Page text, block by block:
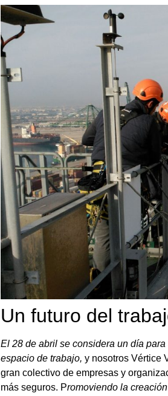
Un futuro del
El 28 de abril se considera un día
espacio de trabajo, y nosotros Vértice
gran colectivo de empresas y
más seguros. Promoviendo la